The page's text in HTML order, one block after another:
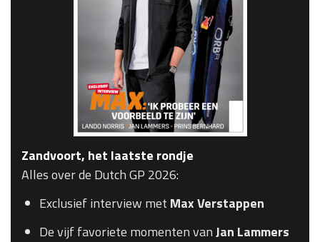
Zandvoort, het laatste rondje
Alles over de Dutch GP 2026:
Exclusief interview met Max Verstappen
De vijf favoriete momenten vanJan Lammers